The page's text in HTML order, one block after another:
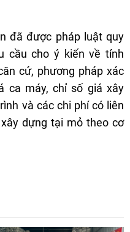
đã được pháp luật quy
cầu cho ý kiến về tính
cứ, phương pháp xác
ca máy, chỉ số giá xây
và các chi phí có liên
dựng tại mỏ theo cơ